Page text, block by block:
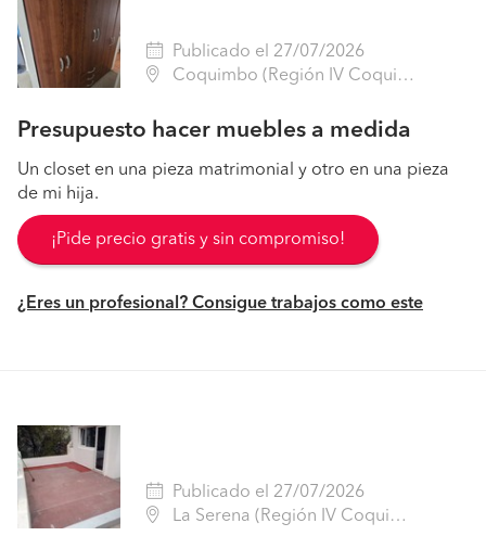
Publicado el 27/07/2026
Coquimbo (Región IV Coquimbo - Elqui)
Presupuesto hacer muebles a medida
Un closet en una pieza matrimonial y otro en una pieza
de mi hija.
¡Pide precio gratis y sin compromiso!
¿Eres un profesional? Consigue trabajos como este
Publicado el 27/07/2026
La Serena (Región IV Coquimbo - Elqui)